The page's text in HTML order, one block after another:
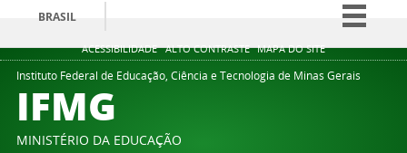
ACESSIBILIDADE ALTO CONTRASTE MAPA DO SITE
BRASIL
Simplifique!
Comunica BR
Instituto Federal de Educação, Ciência e Tecnologia de Minas Gerais
IFMG
MINISTÉRIO DA EDUCAÇÃO